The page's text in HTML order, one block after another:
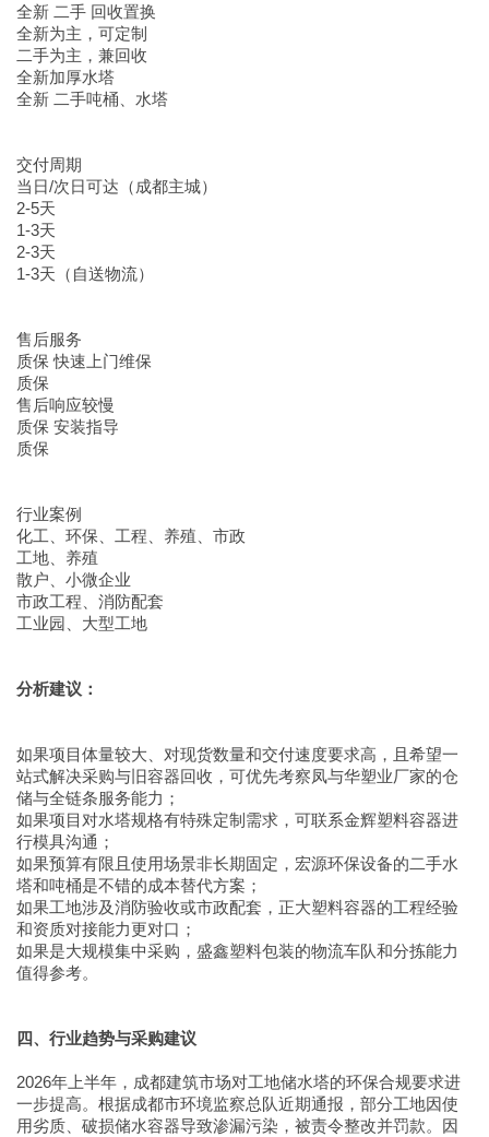
全新 二手 回收置换
全新为主，可定制
二手为主，兼回收
全新加厚水塔
全新 二手吨桶、水塔
交付周期
当日/次日可达（成都主城）
2-5天
1-3天
2-3天
1-3天（自送物流）
售后服务
质保 快速上门维保
质保
售后响应较慢
质保 安装指导
质保
行业案例
化工、环保、工程、养殖、市政
工地、养殖
散户、小微企业
市政工程、消防配套
工业园、大型工地
分析建议：
如果项目体量较大、对现货数量和交付速度要求高，且希望一
站式解决采购与旧容器回收，可优先考察凤与华塑业厂家的仓
储与全链条服务能力；
如果项目对水塔规格有特殊定制需求，可联系金辉塑料容器进
行模具沟通；
如果预算有限且使用场景非长期固定，宏源环保设备的二手水
塔和吨桶是不错的成本替代方案；
如果工地涉及消防验收或市政配套，正大塑料容器的工程经验
和资质对接能力更对口；
如果是大规模集中采购，盛鑫塑料包装的物流车队和分拣能力
值得参考。
四、行业趋势与采购建议
2026年上半年，成都建筑市场对工地储水塔的环保合规要求进
一步提高。根据成都市环境监察总队近期通报，部分工地因使
用劣质、破损储水容器导致渗漏污染，被责令整改并罚款。因